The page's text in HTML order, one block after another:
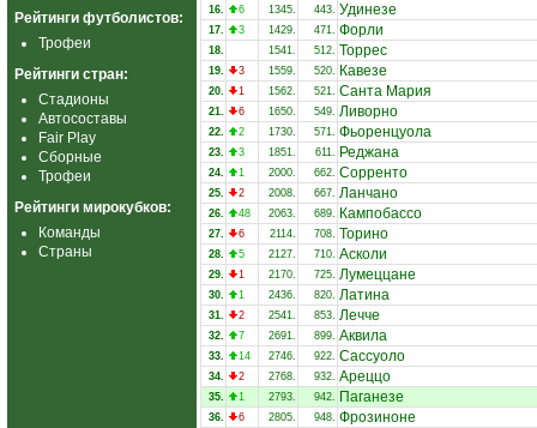
Рейтинги футболистов:
Трофеи
Рейтинги стран:
Стадионы
Автосоставы
Fair Play
Сборные
Трофеи
Рейтинги мирокубков:
Команды
Страны
16. 6 1345. 443. Удинезе
17. 3 1429. 471. Форли
18. 1541. 512. Торрес
19. 3 1559. 520. Кавезе
20. 1 1562. 521. Санта Мария
21. 6 1650. 549. Ливорно
22. 2 1730. 571. Фьоренцуола
23. 3 1851. 611. Реджана
24. 1 2000. 662. Сорренто
25. 2 2008. 667. Ланчано
26. 48 2063. 689. Кампобассо
27. 6 2114. 708. Торино
28. 5 2127. 710. Асколи
29. 1 2170. 725. Лумеццане
30. 1 2436. 820. Латина
31. 2 2541. 853. Лечче
32. 7 2691. 899. Аквила
33. 14 2746. 922. Сассуоло
34. 2 2768. 932. Ареццо
35. 1 2793. 942. Паганезе
36. 6 2805. 948. Фрозиноне